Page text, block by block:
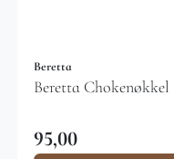
Beretta
Beretta Chokenøkkel
95,00